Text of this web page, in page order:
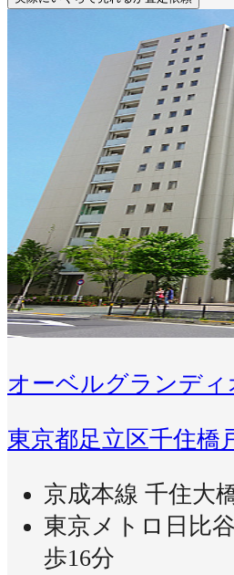
オーベルグランディ
東京都足立区千住橋
京成本線 千住大
東京メトロ日比
歩16分